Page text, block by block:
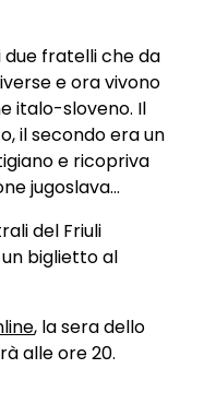
due fratelli che da
e ora vivono
italo-sloveno. Il
il secondo era un
e ricopriva
jugoslava…
del Friuli
biglietto al
, la sera dello
alle ore 20.